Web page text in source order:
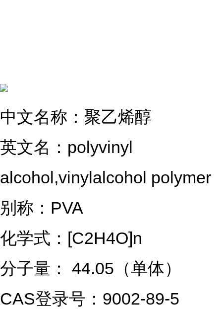
中文名称：聚乙烯醇
英文名：polyvinyl
alcohol,vinylalcohol polymer
别称：PVA
化学式：[C2H4O]n
分子量： 44.05（单体）
CAS登录号：9002-89-5